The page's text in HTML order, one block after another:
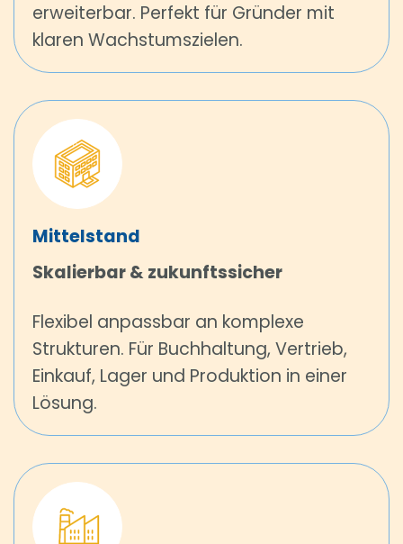
erweiterbar. Perfekt für Gründer mit
klaren Wachstumszielen.
Mittelstand
Skalierbar & zukunftssicher
Flexibel anpassbar an komplexe
Strukturen. Für Buchhaltung, Vertrieb,
Einkauf, Lager und Produktion in einer
Lösung.